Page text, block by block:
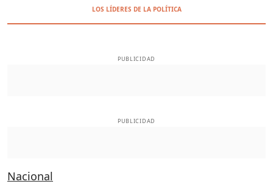
LOS LÍDERES DE LA POLÍTICA
PUBLICIDAD
PUBLICIDAD
Nacional